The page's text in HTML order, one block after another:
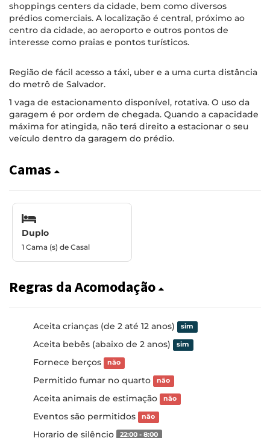
shoppings centers da cidade, bem como diversos
prédios comerciais. A localização é central, próximo ao
centro da cidade, ao aeroporto e outros pontos de
interesse como praias e pontos turísticos.
Região de fácil acesso a táxi, uber e a uma curta distância
do metrô de Salvador.
1 vaga de estacionamento disponível, rotativa. O uso da
garagem é por ordem de chegada. Quando a capacidade
máxima for atingida, não terá direito a estacionar o seu
veículo dentro da garagem do prédio.
Camas
Duplo
1 Cama (s) de Casal
Regras da Acomodação
Aceita crianças (de 2 até 12 anos) sim
Aceita bebês (abaixo de 2 anos) sim
Fornece berços não
Permitido fumar no quarto não
Aceita animais de estimação não
Eventos são permitidos não
Horario de silêncio 22:00 - 8:00